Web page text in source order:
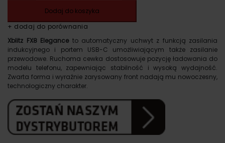
wynosiła:
119.00zł.
wynosi:
65.00zł.
Dodaj do koszyka
+ dodaj do porównania
Xblitz FX8 Eleganceto automatyczny uchwyt z funkcją zasilania
indukcyjnego i portem USB-C umożliwiającym także zasilanie
przewodowe. Ruchoma cewka dostosowuje pozycję ładowania do
modelu telefonu, zapewniając stabilność i wysoką wydajność.
Zwarta forma i wyraźnie zarysowany front nadają mu nowoczesny,
technologiczny charakter.